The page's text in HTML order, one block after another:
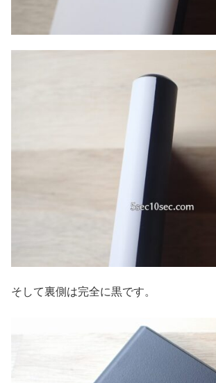
そして裏側は完全に黒です。